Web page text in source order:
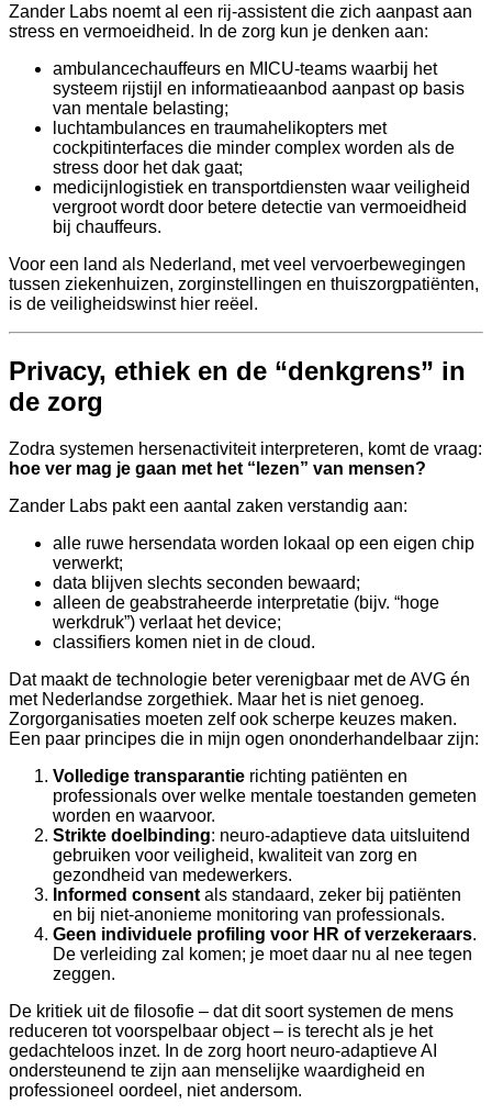
Zander Labs noemt al een rij-assistent die zich aanpast aan
stress en vermoeidheid. In de zorg kun je denken aan:
ambulancechauffeurs en MICU-teams waarbij het
systeem rijstijl en informatieaanbod aanpast op basis
van mentale belasting;
luchtambulances en traumahelikopters met
cockpitinterfaces die minder complex worden als de
stress door het dak gaat;
medicijnlogistiek en transportdiensten waar veiligheid
vergroot wordt door betere detectie van vermoeidheid
bij chauffeurs.
Voor een land als Nederland, met veel vervoerbewegingen
tussen ziekenhuizen, zorginstellingen en thuiszorgpatiënten,
is de veiligheidswinst hier reëel.
Privacy, ethiek en de “denkgrens” in
de zorg
Zodra systemen hersenactiviteit interpreteren, komt de vraag:
hoe ver mag je gaan met het “lezen” van mensen?
Zander Labs pakt een aantal zaken verstandig aan:
alle ruwe hersendata worden lokaal op een eigen chip
verwerkt;
data blijven slechts seconden bewaard;
alleen de geabstraheerde interpretatie (bijv. “hoge
werkdruk”) verlaat het device;
classifiers komen niet in de cloud.
Dat maakt de technologie beter verenigbaar met de AVG én
met Nederlandse zorgethiek. Maar het is niet genoeg.
Zorgorganisaties moeten zelf ook scherpe keuzes maken.
Een paar principes die in mijn ogen ononderhandelbaar zijn:
Volledige transparantie richting patiënten en
professionals over welke mentale toestanden gemeten
worden en waarvoor.
Strikte doelbinding: neuro-adaptieve data uitsluitend
gebruiken voor veiligheid, kwaliteit van zorg en
gezondheid van medewerkers.
Informed consent als standaard, zeker bij patiënten
en bij niet-anonieme monitoring van professionals.
Geen individuele profiling voor HR of verzekeraars.
De verleiding zal komen; je moet daar nu al nee tegen
zeggen.
De kritiek uit de filosofie – dat dit soort systemen de mens
reduceren tot voorspelbaar object – is terecht als je het
gedachteloos inzet. In de zorg hoort neuro-adaptieve AI
ondersteunend te zijn aan menselijke waardigheid en
professioneel oordeel, niet andersom.